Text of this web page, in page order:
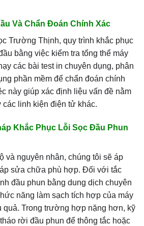
Và Chẩn Đoán Chính Xác
Trường Thịnh, quy trình khắc phục
bằng việc kiểm tra tổng thể máy
các bài test in chuyên dụng, phân
phần mềm để chẩn đoán chính
này giúp xác định liệu vấn đề nằm
linh kiện điện tử khác.
Khắc Phục Lỗi Sọc Đầu Phun
và nguyên nhân, chúng tôi sẽ áp
sửa chữa phù hợp. Đối với tắc
đầu phun bằng dung dịch chuyên
năng làm sạch tích hợp của máy
Trong trường hợp nặng hơn, kỹ
rời đầu phun để thông tắc hoặc